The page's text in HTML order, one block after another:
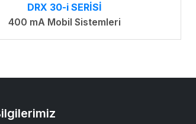
DRX 30-i SERİSİ
400 mA Mobil Sistemleri